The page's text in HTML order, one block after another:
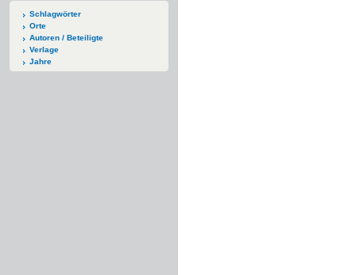
Schlagwörter
Orte
Autoren / Beteiligte
Verlage
Jahre